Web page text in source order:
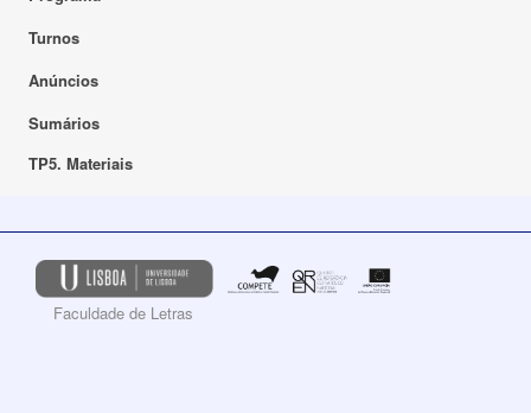
Turnos
Anúncios
Sumários
TP5. Materiais
Faculdade de Letras